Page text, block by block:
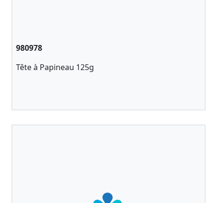
980978
Tête à Papineau 125g